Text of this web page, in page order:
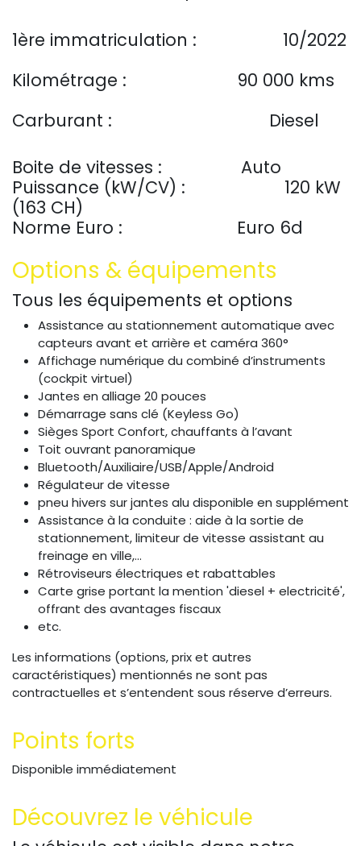
1ère immatriculation :
​10/2022
Kilométrage :
90 000 kms
Carburant :
Diesel
Boite de vitesses :
Auto
Puissance (kW/CV) :
120 kW
(163 CH)
Norme Euro :
​Euro 6d
Options & équipements
Tous les équipements et options
Assistance au stationnement automatique avec
capteurs avant et arrière et caméra 360°
Affichage numérique du combiné d’instruments
(cockpit virtuel)
Jantes en alliage 20 pouces
Démarrage sans clé (Keyless Go)
Sièges Sport Confort, chauffants à l’avant
Toit ouvrant panoramique
Bluetooth/Auxiliaire/USB/Apple/Android
Régulateur de vitesse
pneu hivers sur jantes alu disponible en supplément
Assistance à la conduite : aide à la sortie de
stationnement, limiteur de vitesse assistant au
freinage en ville,...
Rétroviseurs électriques et rabattables
Carte grise portant la mention 'diesel + electricité',
offrant des avantages fiscaux
etc.
Les informations (options, prix et autres
caractéristiques) mentionnés ne sont pas
contractuelles et s’entendent sous réserve d’erreurs.
Points forts
Disponible immédiatement
Découvrez le véhicule